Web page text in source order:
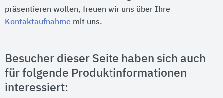
präsentieren wollen, freuen wir uns über Ihre
Kontaktaufnahme mit uns.
Besucher dieser Seite haben sich auch
für folgende Produktinformationen
interessiert: